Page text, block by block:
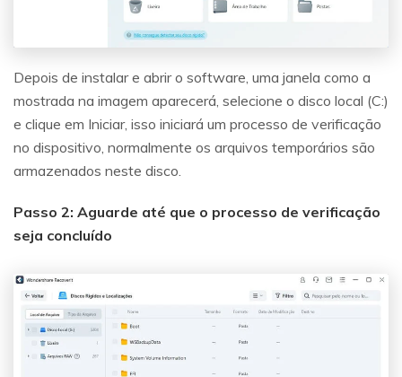
Depois de instalar e abrir o software, uma janela como a
mostrada na imagem aparecerá, selecione o disco local (C:)
e clique em Iniciar, isso iniciará um processo de verificação
no dispositivo, normalmente os arquivos temporários são
armazenados neste disco.
Passo 2: Aguarde até que o processo de verificação
seja concluído